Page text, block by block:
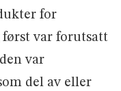
for
først var forutsatt
var
del av eller